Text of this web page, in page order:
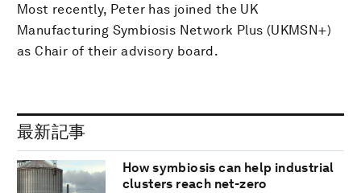
Most recently, Peter has joined the UK
Manufacturing Symbiosis Network Plus (UKMSN+)
as Chair of their advisory board.
最新記事
How symbiosis can help industrial
clusters reach net-zero